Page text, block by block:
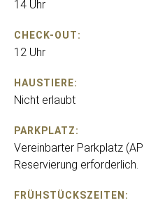
14 Uhr
CHECK-OUT:
12 Uhr
HAUSTIERE:
Nicht erlaubt
PARKPLATZ:
Vereinbarter Parkplatz
Reservierung erforderlich.
FRÜHSTÜCKSZEITEN: